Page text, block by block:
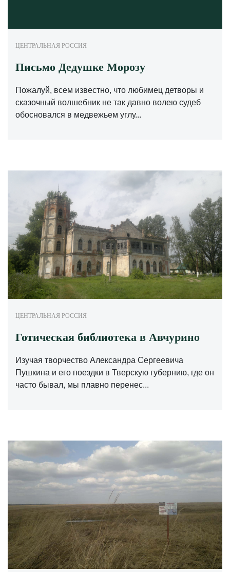
ЦЕНТРАЛЬНАЯ РОССИЯ
Письмо Дедушке Морозу
Пожалуй, всем известно, что любимец детворы и
сказочный волшебник не так давно волею судеб
обосновался в медвежьем углу...
ЦЕНТРАЛЬНАЯ РОССИЯ
Готическая библиотека в Авчурино
Изучая творчество Александра Сергеевича
Пушкина и его поездки в Тверскую губернию, где он
часто бывал, мы плавно перенес...